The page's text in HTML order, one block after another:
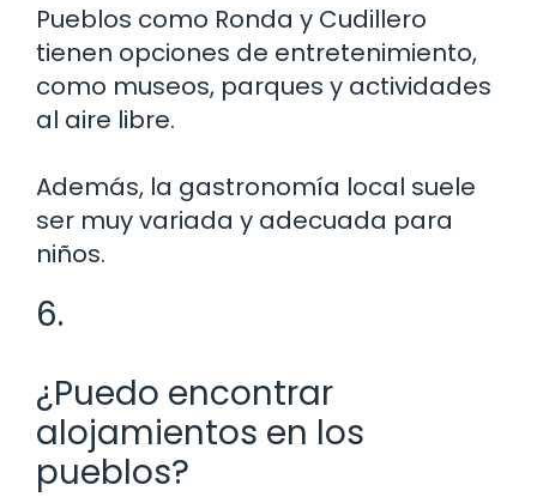
Pueblos como Ronda y Cudillero
tienen opciones de entretenimiento,
como museos, parques y actividades
al aire libre.
Además, la gastronomía local suele
ser muy variada y adecuada para
niños.
6.
¿Puedo encontrar
alojamientos en los
pueblos?